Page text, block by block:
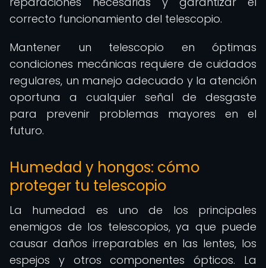
correcto funcionamiento del telescopio.
Mantener un telescopio en óptimas
condiciones mecánicas requiere de cuidados
regulares, un manejo adecuado y la atención
oportuna a cualquier señal de desgaste
para prevenir problemas mayores en el
futuro.
Humedad y hongos: cómo
proteger tu telescopio
La humedad es uno de los principales
enemigos de los telescopios, ya que puede
causar daños irreparables en las lentes, los
espejos y otros componentes ópticos. La